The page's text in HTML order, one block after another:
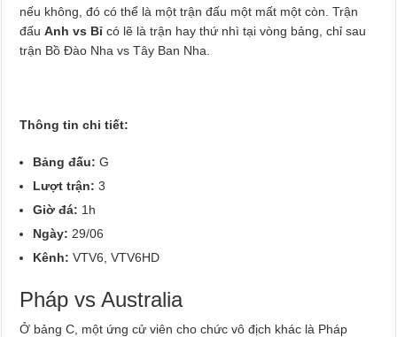
nếu không, đó có thể là một trận đấu một mất một còn. Trận
đấuAnh vs Bỉ có lẽ là trận hay thứ nhì tại vòng bảng, chỉ sau
trận Bồ Đào Nha vs Tây Ban Nha.
Thông tin chi tiết:
Bảng đấu: G
Lượt trận: 3
Giờ đá: 1h
Ngày: 29/06
Kênh: VTV6, VTV6HD
Pháp vs Australia
Ở bảng C, một ứng cử viên cho chức vô địch khác là Pháp